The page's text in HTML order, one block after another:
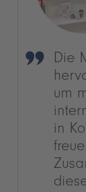
Die
um
in